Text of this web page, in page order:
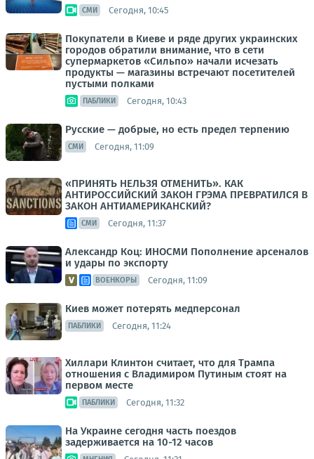
СМИ Сегодня, 10:45
Покупатели в Киеве и ряде других украинских
городов обратили внимание, что в сети
супермаркетов «Сильпо» начали исчезать
продукты — магазины встречают посетителей
пустыми полками
ПАБЛИКИ Сегодня, 10:43
Русские — добрые, но есть предел терпению
СМИ Сегодня, 11:09
«ПРИНЯТЬ НЕЛЬЗЯ ОТМЕНИТЬ». КАК
АНТИРОССИЙСКИЙ ЗАКОН ГРЭМА ПРЕВРАТИЛСЯ В
ЗАКОН АНТИАМЕРИКАНСКИЙ?
СМИ Сегодня, 11:37
Александр Коц: ИНОСМИ Пополнение арсеналов
и удары по экспорту
ВОЕНКОРЫ Сегодня, 11:09
Киев может потерять медперсонал
ПАБЛИКИ Сегодня, 11:24
Хиллари Клинтон считает, что для Трампа
отношения с Владимиром Путиным стоят на
первом месте
ПАБЛИКИ Сегодня, 11:32
На Украине сегодня часть поездов
задерживается на 10-12 часов